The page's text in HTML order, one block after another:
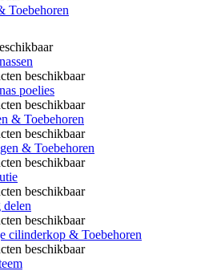
Toebehoren
beschikbaar
poelies
beschikbaar
& Toebehoren
beschikbaar
& Toebehoren
beschikbaar
beschikbaar
delen
beschikbaar
cilinderkop & Toebehoren
beschikbaar